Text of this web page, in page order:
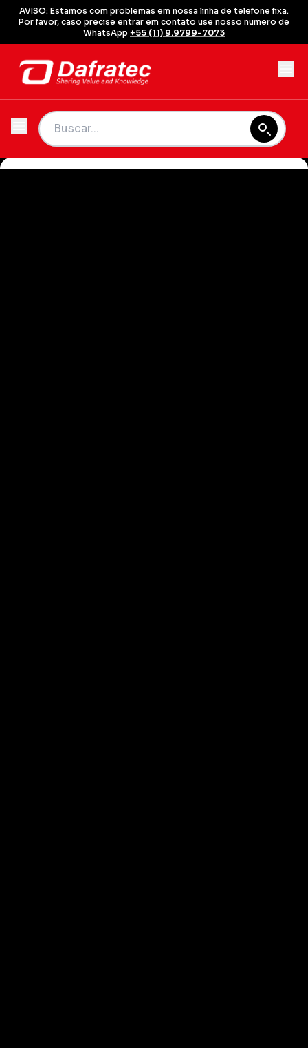
AVISO: Estamos com problemas em nossa linha de telefone fixa.
Por favor, caso precise entrar em contato use nosso numero de
WhatsApp +55 (11) 9.9799-7073